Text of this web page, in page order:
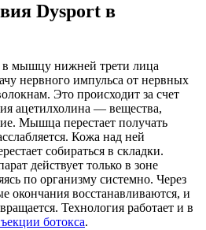
Dysport в
мышцу нижней трети лица
нервного импульса от нервных
Это происходит за счет
ацетилхолина — вещества,
Мышца перестает получать
Кожа над ней
собираться в складки.
действует только в зоне
по организму системно. Через
окончания восстанавливаются, и
Технология работает и в
ботокса.